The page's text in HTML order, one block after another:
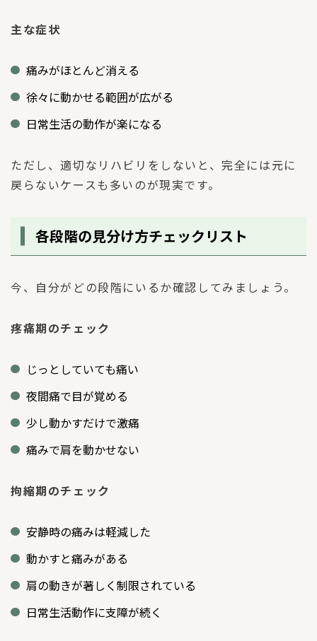
主な症状
痛みがほとんど消える
徐々に動かせる範囲が広がる
日常生活の動作が楽になる
ただし、適切なリハビリをしないと、完全には元に
戻らないケースも多いのが現実です。
各段階の見分け方チェックリスト
今、自分がどの段階にいるか確認してみましょう。
疼痛期のチェック
じっとしていても痛い
夜間痛で目が覚める
少し動かすだけで激痛
痛みで肩を動かせない
拘縮期のチェック
安静時の痛みは軽減した
動かすと痛みがある
肩の動きが著しく制限されている
日常生活動作に支障が続く